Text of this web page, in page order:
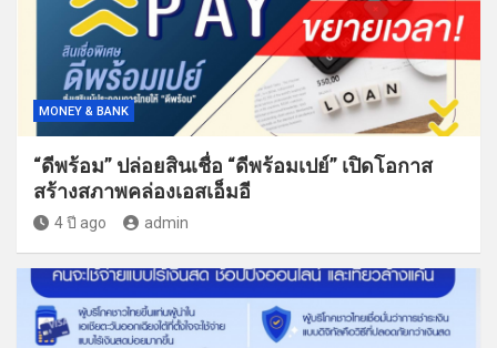
MONEY & BANK
“ดีพร้อม” ปล่อยสินเชื่อ “ดีพร้อมเปย์” เปิดโอกาส
สร้างสภาพคล่องเอสเอ็มอี
4 ปี ago admin